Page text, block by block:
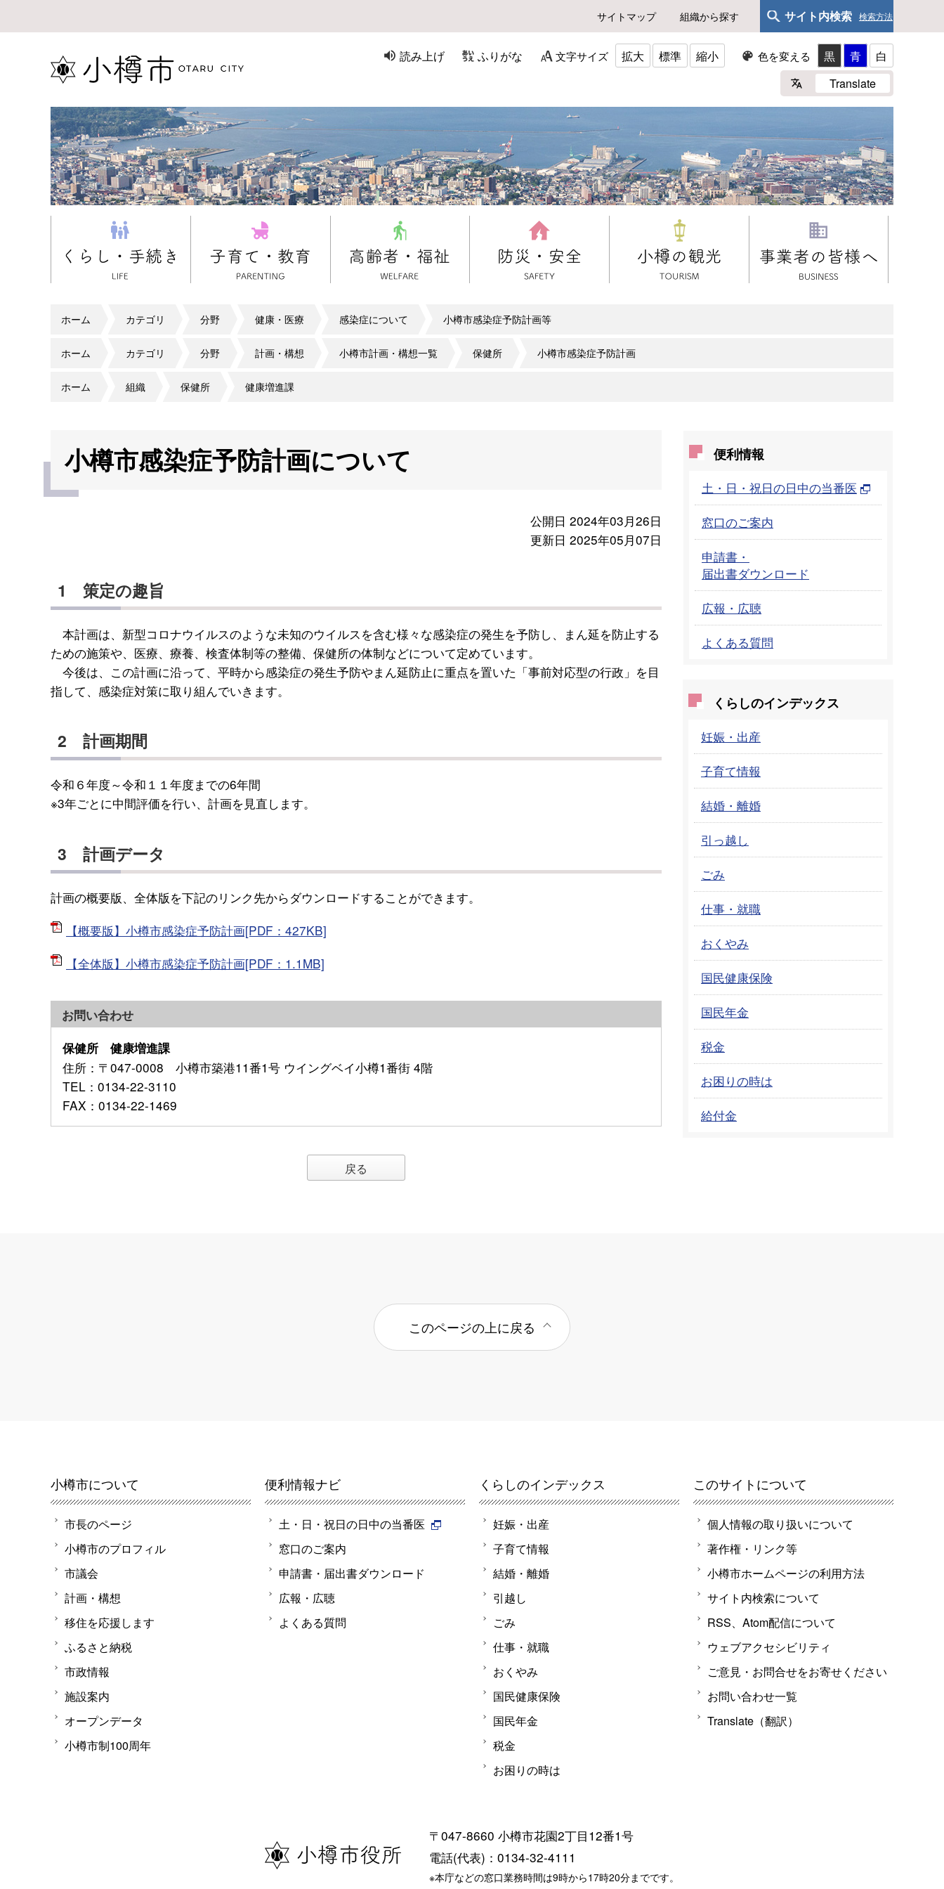
サイトマップ 組織から探す サイト内検索 検索方法
読み上げ ふりがな 文字サイズ 拡大 標準 縮小 色を変える 黒 青
白
Translate
ホーム カテゴリ 分野 健康・医療 感染症について 小樽市感染症予防計画等
ホーム カテゴリ 分野 計画・構想 小樽市計画・構想一覧 保健所 小樽市感染症予防計画
ホーム 組織 保健所 健康増進課
小樽市感染症予防計画について
公開日 2024年03月26日
更新日 2025年05月07日
1 策定の趣旨
本計画は、新型コロナウイルスのような未知のウイルスを含む様々な感染症の発生を予防し、まん延を防止する
ための施策や、医療、療養、検査体制等の整備、保健所の体制などについて定めています。
今後は、この計画に沿って、平時から感染症の発生予防やまん延防止に重点を置いた「事前対応型の行政」を目
指して、感染症対策に取り組んでいきます。
2 計画期間
令和６年度～令和１１年度までの6年間
※3年ごとに中間評価を行い、計画を見直します。
3 計画データ
計画の概要版、全体版を下記のリンク先からダウンロードすることができます。
【概要版】小樽市感染症予防計画[PDF：427KB]
【全体版】小樽市感染症予防計画[PDF：1.1MB]
お問い合わせ
保健所 健康増進課
住所 ：〒047-0008 小樽市築港11番1号 ウイングベイ小樽1番街 4階
TEL ：0134-22-3110
FAX ：0134-22-1469
戻る
便利情報
土・日・祝日の日中の当番医
窓口のご案内
申請書・
届出書ダウンロード
広報・広聴
よくある質問
くらしのインデックス
妊娠・出産
子育て情報
結婚・離婚
引っ越し
ごみ
仕事・就職
おくやみ
国民健康保険
国民年金
税金
お困りの時は
給付金
このページの上に戻る
小樽市について
市長のページ
小樽市のプロフィル
市議会
計画・構想
移住を応援します
ふるさと納税
市政情報
施設案内
オープンデータ
小樽市制100周年
便利情報ナビ
土・日・祝日の日中の当番医
窓口のご案内
申請書・届出書ダウンロード
広報・広聴
よくある質問
くらしのインデックス
妊娠・出産
子育て情報
結婚・離婚
引越し
ごみ
仕事・就職
おくやみ
国民健康保険
国民年金
税金
お困りの時は
このサイトについて
個人情報の取り扱いについて
著作権・リンク等
小樽市ホームページの利用方法
サイト内検索について
RSS、Atom配信について
ウェブアクセシビリティ
ご意見・お問合せをお寄せください
お問い合わせ一覧
Translate（翻訳）
〒047-8660 小樽市花園2丁目12番1号
電話(代表)：0134-32-4111
※本庁などの窓口業務時間は9時から17時20分までです。